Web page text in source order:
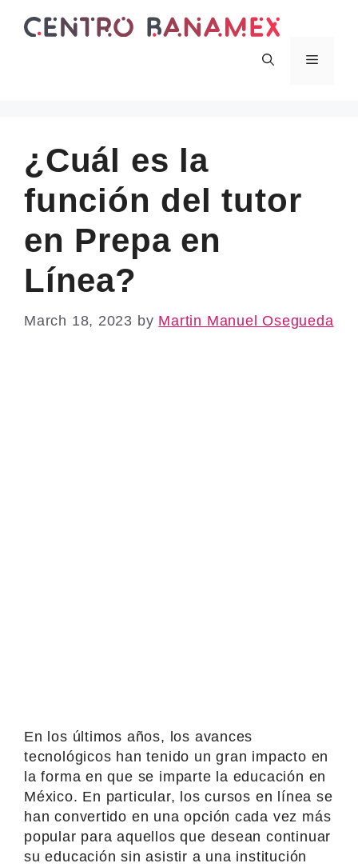
Menu
¿Cuál es la
función del tutor
en Prepa en
Línea?
March 18, 2023 by Martin Manuel Osegueda
En los últimos años, los avances
tecnológicos han tenido un gran impacto en
la forma en que se imparte la educación en
México. En particular, los cursos en línea se
han convertido en una opción cada vez más
popular para aquellos que desean continuar
su educación sin asistir a una institución